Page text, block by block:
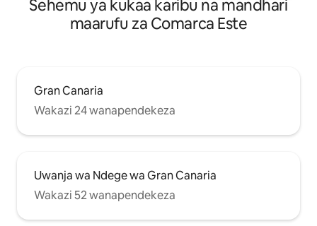
Sehemu ya kukaa karibu na mandhari
maarufu za Comarca Este
Gran Canaria
Wakazi 24 wanapendekeza
Uwanja wa Ndege wa Gran Canaria
Wakazi 52 wanapendekeza